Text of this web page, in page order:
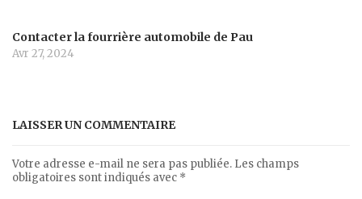
Contacter la fourrière automobile de Pau
Avr 27, 2024
LAISSER UN COMMENTAIRE
Votre adresse e-mail ne sera pas publiée. Les champs
obligatoires sont indiqués avec *